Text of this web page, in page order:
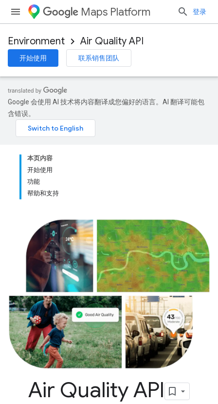
Maps Platform 登录
Environment Air Quality API
开始使用 联系销售团队
Google 会使用 AI 技术将内容翻译成您偏好的语言。AI 翻译可能包
含错误。
本页内容
开始使用
功能
帮助和支持
Air Quality API